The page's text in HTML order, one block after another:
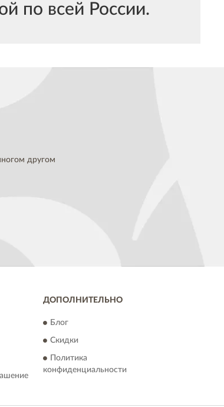
по всей России.
другом
ДОПОЛНИТЕЛЬНО
Блог
Скидки
Политика
конфиденциальности